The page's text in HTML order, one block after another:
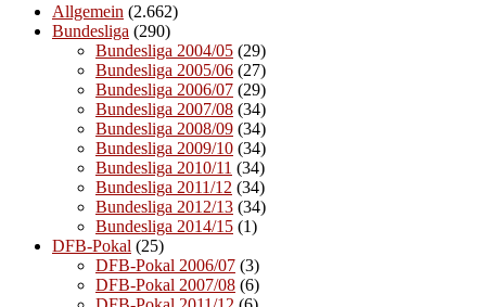
Allgemein (2.662)
Bundesliga (290)
Bundesliga 2004/05 (29)
Bundesliga 2005/06 (27)
Bundesliga 2006/07 (29)
Bundesliga 2007/08 (34)
Bundesliga 2008/09 (34)
Bundesliga 2009/10 (34)
Bundesliga 2010/11 (34)
Bundesliga 2011/12 (34)
Bundesliga 2012/13 (34)
Bundesliga 2014/15 (1)
DFB-Pokal (25)
DFB-Pokal 2006/07 (3)
DFB-Pokal 2007/08 (6)